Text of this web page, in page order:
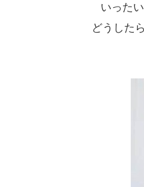
いった
どうした